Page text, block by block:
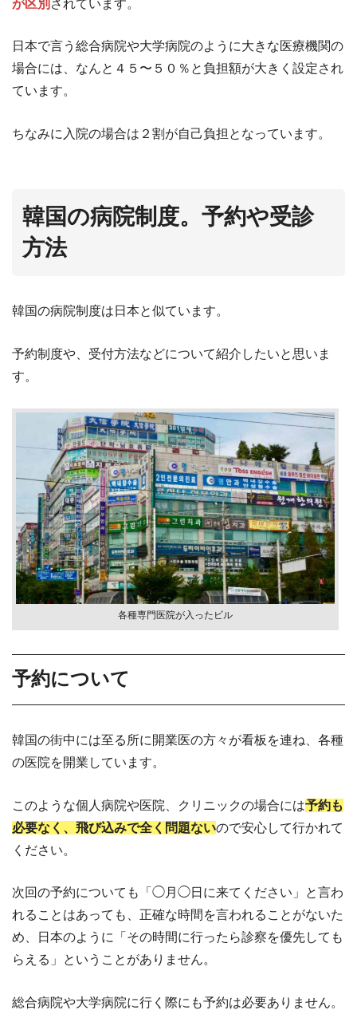
が区別 されています。
日本で言う総合病院や大学病院のように大きな医療機関の
場合には、なんと４５〜５０％と負担額が大きく設定され
ています。
ちなみに入院の場合は２割が自己負担となっています。
韓国の病院制度。予約や受診
方法
韓国の病院制度は日本と似ています。
予約制度や、受付方法などについて紹介したいと思いま
す。
各種専門医院が入ったビル
予約について
韓国の街中には至る所に開業医の方々が看板を連ね、各種
の医院を開業しています。
このような個人病院や医院、クリニックの場合には予約も
必要なく、飛び込みで全く問題ないので安心して行かれて
ください。
次回の予約についても「◯月◯日に来てください」と言わ
れることはあっても、正確な時間を言われることがないた
め、日本のように「その時間に行ったら診察を優先しても
らえる」ということがありません。
総合病院や大学病院に行く際にも予約は必要ありません。